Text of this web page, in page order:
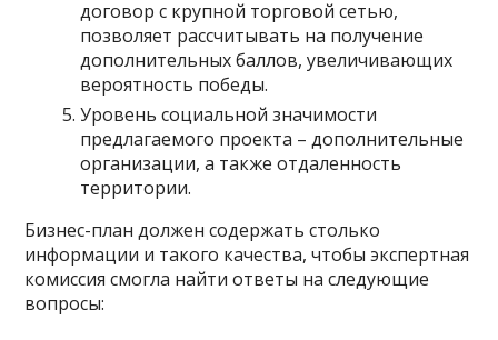
договор с крупной торговой сетью,
позволяет рассчитывать на получение
дополнительных баллов, увеличивающих
вероятность победы.
Уровень социальной значимости
предлагаемого проекта – дополнительные
организации, а также отдаленность
территории.
Бизнес-план должен содержать столько
информации и такого качества, чтобы экспертная
комиссия смогла найти ответы на следующие
вопросы: